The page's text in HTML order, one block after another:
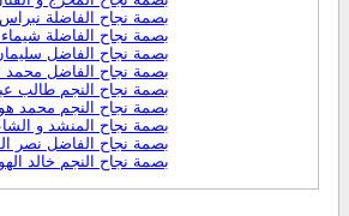
بصمة نجاح الفاضلة نبراس
بصمة نجاح الفاضلة
بصمة نجاح الفاضل
بصمة نجاح الفاضل محمد
بصمة نجاح النجم طالب
بصمة نجاح النجم محمد
بصمة نجاح المنشد و
بصمة نجاح الفاضل نصر
بصمة نجاح النجم خالد